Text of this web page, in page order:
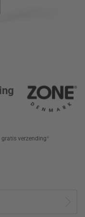
gratis verzending*